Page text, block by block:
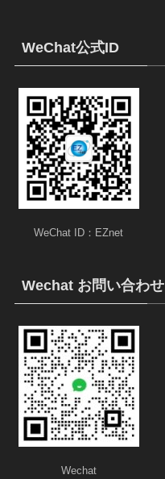
WeChat公式ID
WeChat ID：EZnet
Wechat お問い合わせ
Wechat